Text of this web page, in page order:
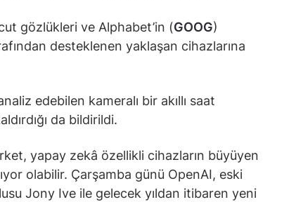
gözlükleri ve Alphabet’in (GOOG)
desteklenen yaklaşan cihazlarına
edebilen kameralı bir akıllı saat
da bildirildi.
yapay zekâ özellikli cihazların büyüyen
olabilir. Çarşamba günü OpenAI, eski
Jony Ive ile gelecek yıldan itibaren yeni